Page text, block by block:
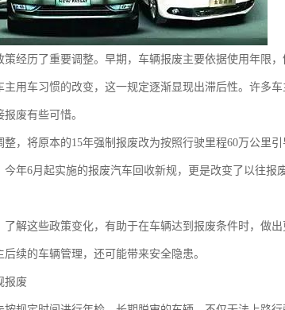
经历了重要调整。早期，车辆报废主要依据使用年限
用车习惯的改变，这一规定逐渐显现出滞后性。许多
废有些可惜。
，将原本的15年强制报废改为按照行驶里程60万公里
今年6月起实施的报废汽车回收新规，更是改变了以往报
了解这些政策变化，有助于在车辆达到报废条件时，做
续的车辆管理，还可能带来安全隐患。
报废